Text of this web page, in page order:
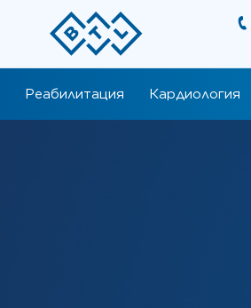
Реабилитация Кардиология